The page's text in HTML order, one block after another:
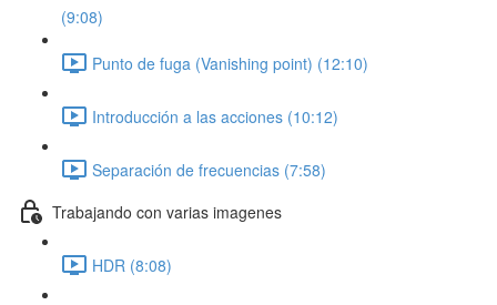
(9:08)
Punto de fuga (Vanishing point) (12:10)
Introducción a las acciones (10:12)
Separación de frecuencias (7:58)
Trabajando con varias imagenes
HDR (8:08)